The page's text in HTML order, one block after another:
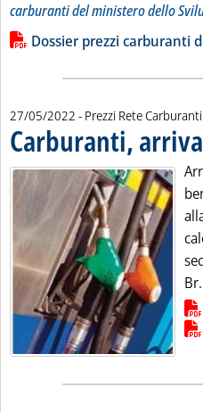
carburanti del ministero dello
Leggi tutta la notizia: 'Dossier
Lista allegati PDF alla
Dossier prezzi carburanti
27/05/2022 - Prezzi Rete Carburanti
Carburanti,
Lista allegati PDF alla